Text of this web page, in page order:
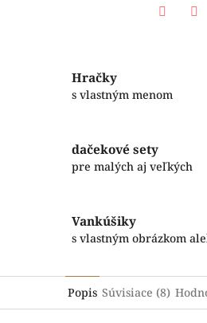
Hračky
s vlastným menom
dačekové sety
pre malých aj veľkých
Vankúšiky
s vlastným obrázkom
Popis Súvisiace (8)